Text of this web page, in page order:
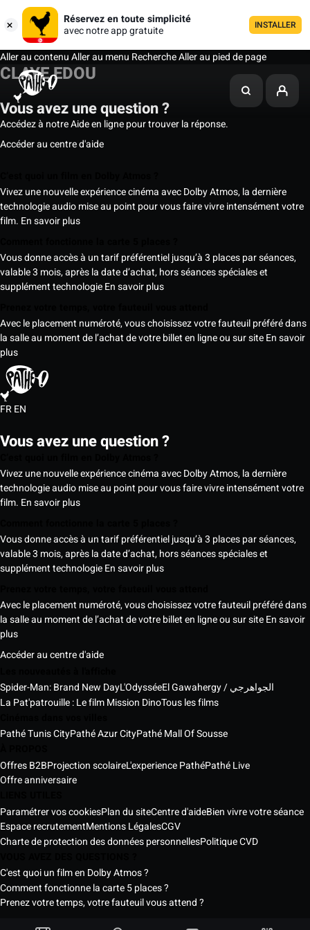
Réservez en toute simplicité
avec notre app gratuite
INSTALLER
Aller au contenuAller au menu RechercheAller au pied de page
CLAYE EDOU
Vous avez une question ?
Accédez à notre Aide en ligne pour trouver la réponse.
Accéder au centre d'aide
Vivez une nouvelle expérience cinéma avec Dolby Atmos, la dernière
technologie audio mise au point pour vous faire vivre intensément votre
film. En savoir plus
Vous donne accès à un tarif préférentiel jusqu’à 3 places par séances,
valable 3 mois, après la date d’achat, hors séances spéciales et
supplément technologieEn savoir plus
Avec le placement numéroté, vous choisissez votre fauteuil préféré dans
la salle au moment de l’achat de votre billet en ligne ou sur siteEn savoir
plus
FREN
Vous avez une question ?
Vivez une nouvelle expérience cinéma avec Dolby Atmos, la dernière
technologie audio mise au point pour vous faire vivre intensément votre
film. En savoir plus
Vous donne accès à un tarif préférentiel jusqu’à 3 places par séances,
valable 3 mois, après la date d’achat, hors séances spéciales et
supplément technologieEn savoir plus
Avec le placement numéroté, vous choisissez votre fauteuil préféré dans
la salle au moment de l’achat de votre billet en ligne ou sur siteEn savoir
plus
Accéder au centre d'aide
Spider-Man: Brand New DayL'Odyssée
El Gawahergy / الجواهرجي
La Pat'patrouille : Le film Mission DinoTous les films
Pathé Tunis CityPathé Azur CityPathé Mall Of Sousse
Offres B2BProjection scolaireL'experience PathéPathé Live
Offre anniversaire
Paramétrer vos cookiesPlan du siteCentre d'aideBien vivre votre séance
Espace recrutementMentions LégalesCGV
Charte de protection des données personnellesPolitique CVD
C'est quoi un film en Dolby Atmos ?
Comment fonctionne la carte 5 places ?
Prenez votre temps, votre fauteuil vous attend ?